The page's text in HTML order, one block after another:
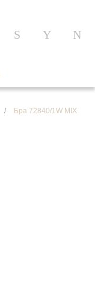
/ Бра 72840/1W MIX